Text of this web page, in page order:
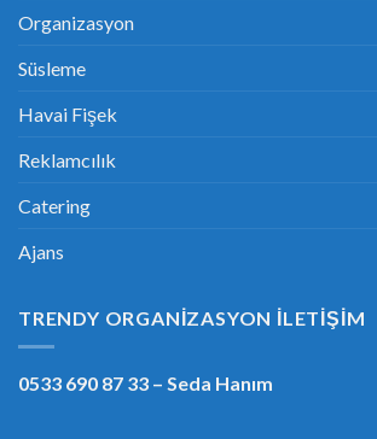
Organizasyon
Süsleme
Havai Fişek
Reklamcılık
Catering
Ajans
TRENDY ORGANIZASYON İLETIŞIM
0533 690 87 33 – Seda Hanım